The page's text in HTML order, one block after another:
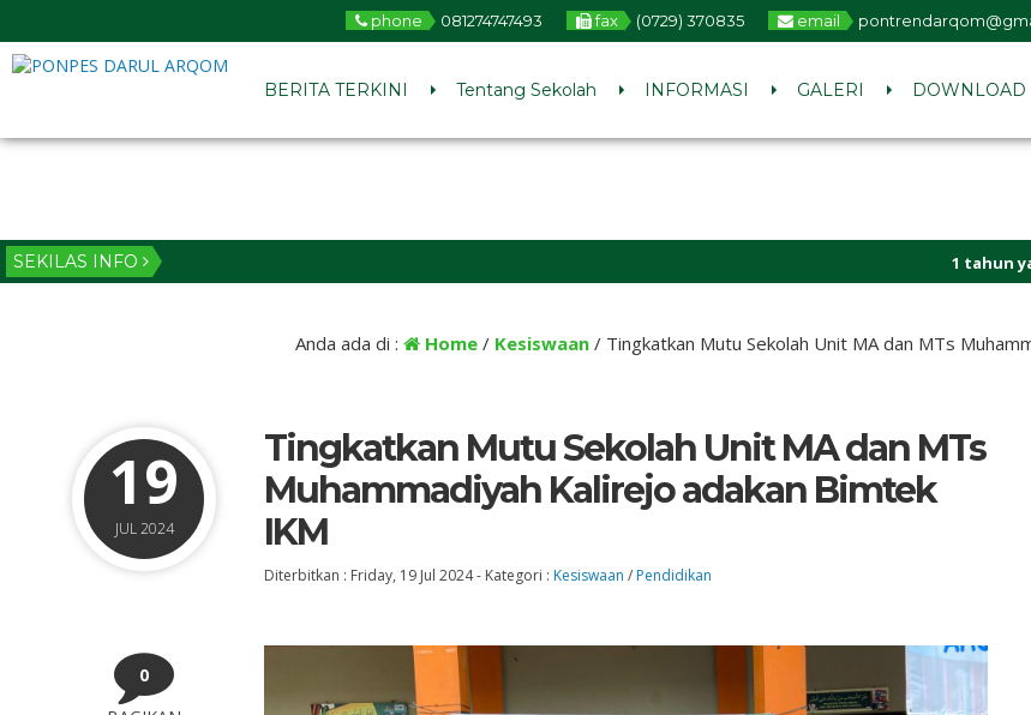
phone 081274747493 fax (0729) 370835 email
BERITA TERKINI Tentang Sekolah INFORMASI GALERI DOWNLOAD
SEKILAS INFO 1 tahun yang lalu/
Anda ada di : Home/ Kesiswaan/ Tingkatkan Mutu Sekolah Unit MA dan MTs
19
JUL 2024
Tingkatkan Mutu Sekolah Unit MA dan MTs
Muhammadiyah Kalirejo adakan Bimtek
IKM
Diterbitkan : Friday, 19 Jul 2024- Kategori : Kesiswaan / Pendidikan
0